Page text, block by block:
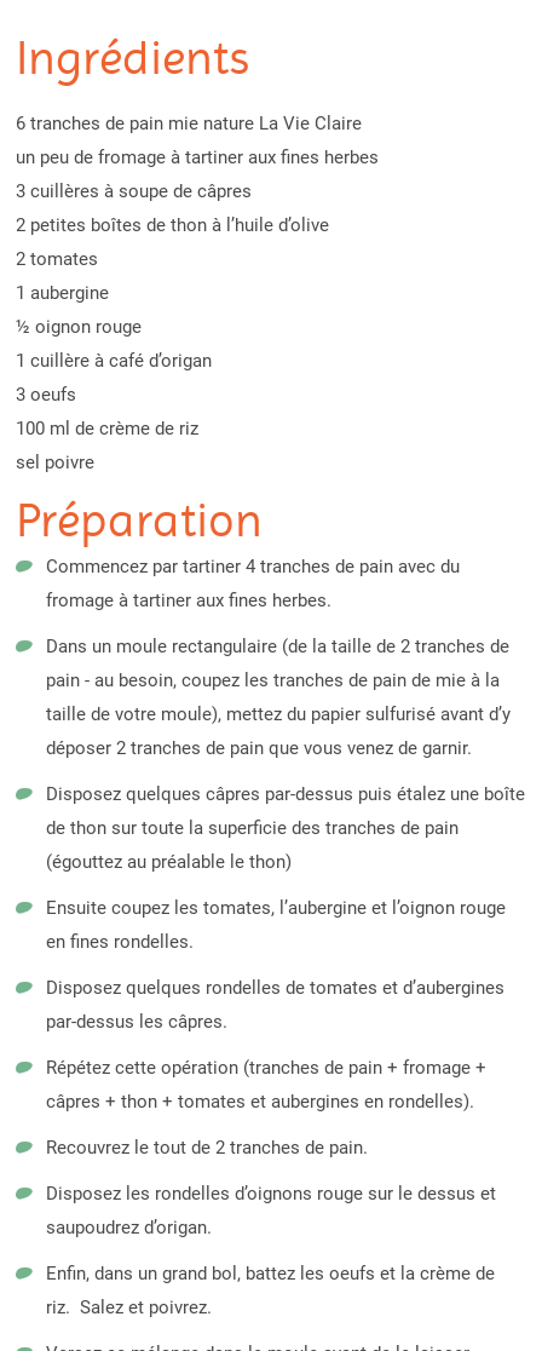
Ingrédients
6 tranches de pain mie nature La Vie Claire
un peu de fromage à tartiner aux fines herbes
3 cuillères à soupe de câpres
2 petites boîtes de thon à l’huile d’olive
2 tomates
1 aubergine
½ oignon rouge
1 cuillère à café d’origan
3 oeufs
100 ml de crème de riz
sel poivre
Préparation
Commencez par tartiner 4 tranches de pain avec du
fromage à tartiner aux fines herbes.
Dans un moule rectangulaire (de la taille de 2 tranches de
pain - au besoin, coupez les tranches de pain de mie à la
taille de votre moule), mettez du papier sulfurisé avant d’y
déposer 2 tranches de pain que vous venez de garnir.
Disposez quelques câpres par-dessus puis étalez une boîte
de thon sur toute la superficie des tranches de pain
(égouttez au préalable le thon)
Ensuite coupez les tomates, l’aubergine et l’oignon rouge
en fines rondelles.
Disposez quelques rondelles de tomates et d’aubergines
par-dessus les câpres.
Répétez cette opération (tranches de pain + fromage +
câpres + thon + tomates et aubergines en rondelles).
Recouvrez le tout de 2 tranches de pain.
Disposez les rondelles d’oignons rouge sur le dessus et
saupoudrez d’origan.
Enfin, dans un grand bol, battez les oeufs et la crème de
riz. Salez et poivrez.